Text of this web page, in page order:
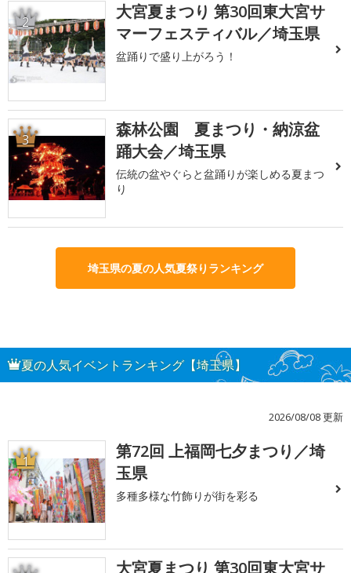
2
大宮夏まつり 第30回東大宮サ
マーフェスティバル／埼玉県
盆踊りで盛り上がろう！
3
森林公園 夏まつり・納涼盆
踊大会／埼玉県
伝統の盆やぐらと盆踊りが楽しめる夏まつ
り
埼玉県の夏の人気夏祭りランキング
夏の人気イベントランキング【埼玉県】
2026/08/08 更新
1
第72回 上福岡七夕まつり／埼
玉県
多種多様な竹飾りが街を彩る
大宮夏まつり 第30回東大宮サ